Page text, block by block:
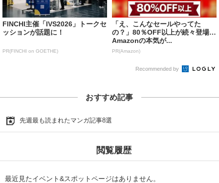
FINCHI主催「IVS2026」トークセ
ッションが話題に！
PR(FINCHI on GOETHE)
「え、こんなセールやってた
の？」80％OFF以上が続々登場！
Amazonの本気が...
PR(Amazon)
Recommended by
おすすめ記事
先週最も読まれたマンガ記事8選
閲覧履歴
最近見たイベント&スポットページはありません。